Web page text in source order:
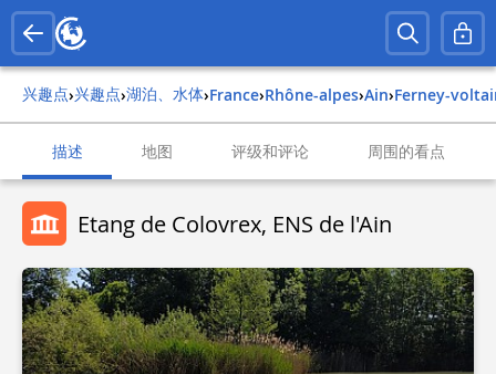
兴趣点› 兴趣点› 湖泊、水体› france› rhône-alpes› ain› ferney-
描述 地图 评级和评论 周围的看点
Etang de Colovrex, ENS de l'Ain